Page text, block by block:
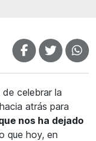
celebrar la
atrás para
nos ha dejado
que hoy, en